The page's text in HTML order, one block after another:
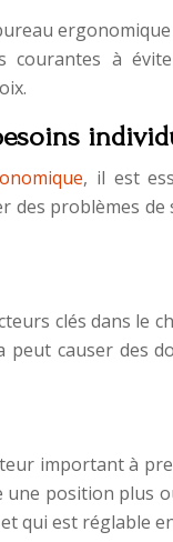
à
, il est
des problèmes
clés dans le
causer des
important à
une position plus
qui est réglable